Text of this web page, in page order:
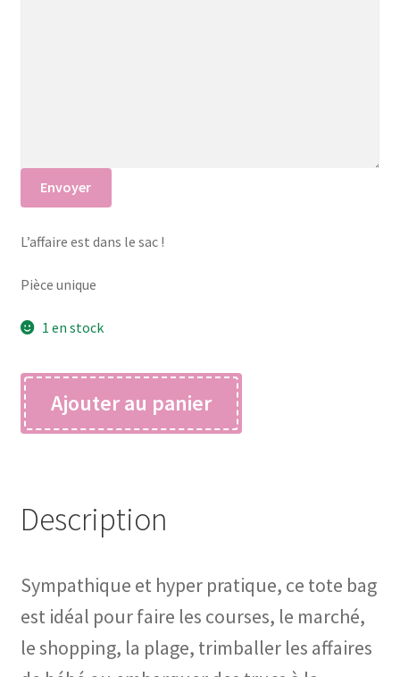
Envoyer
L’affaire est dans le sac !
Pièce unique
1 en stock
quantité
de
TOTE
Ajouter au panier
Description
Sympathique et hyper pratique, ce tote bag
est idéal pour faire les courses, le marché,
le shopping, la plage, trimballer les affaires